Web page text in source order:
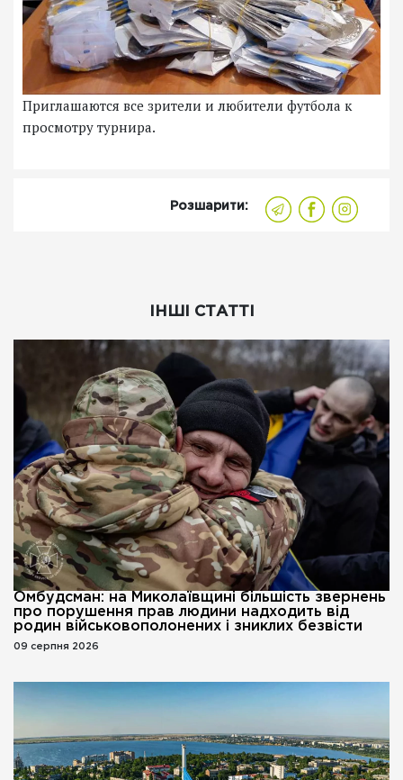
Приглашаются все зрители и любители футбола к
просмотру турнира.
Розшарити:
ІНШІ СТАТТІ
Омбудсман: на Миколаївщині більшість звернень
про порушення прав людини надходить від
родин військовополонених і зниклих безвісти
09 серпня 2026